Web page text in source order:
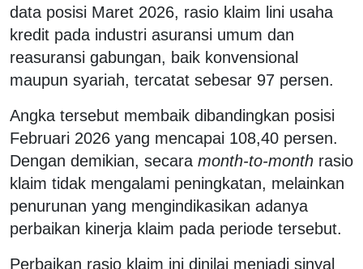
data posisi Maret 2026, rasio klaim lini usaha
kredit pada industri asuransi umum dan
reasuransi gabungan, baik konvensional
maupun syariah, tercatat sebesar 97 persen.
Angka tersebut membaik dibandingkan posisi
Februari 2026 yang mencapai 108,40 persen.
Dengan demikian, secara month-to-month rasio
klaim tidak mengalami peningkatan, melainkan
penurunan yang mengindikasikan adanya
perbaikan kinerja klaim pada periode tersebut.
Perbaikan rasio klaim ini dinilai menjadi sinyal